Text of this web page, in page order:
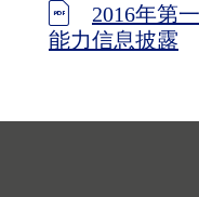
2016年第
能力信息披露